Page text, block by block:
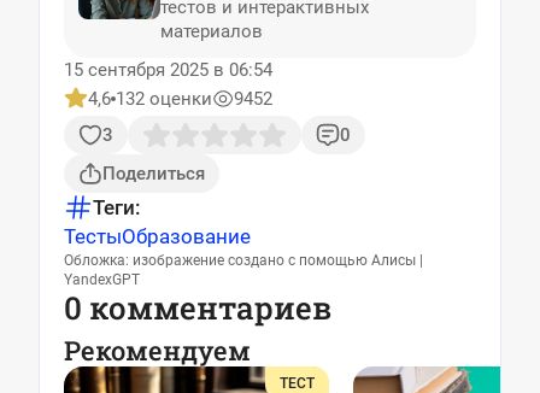
тестов и интерактивных
материалов
15 сентября 2025 в 06:54
4,6 132 оценки
9452
3
0
Поделиться
Теги:
ТестыОбразование
Обложка: изображение создано с помощью Алисы |
YandexGPT
0 комментариев
Рекомендуем
ТЕСТ